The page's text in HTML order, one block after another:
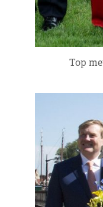
Top